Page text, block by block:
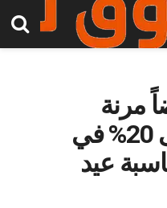
مرنة
بخصومات تصل إلى 20% في
عيد